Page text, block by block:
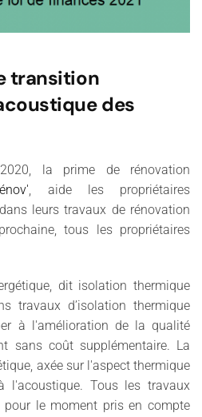
transition
des
la prime de rénovation
, aide les propriétaires
leurs travaux de rénovation
tous les propriétaires
dit isolation thermique
travaux d’isolation thermique
à l'amélioration de la qualité
sans coût supplémentaire. La
axée sur l'aspect thermique
l'acoustique. Tous les travaux
le moment pris en compte